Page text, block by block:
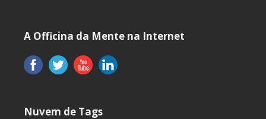
A Officina da Mente na Internet
Nuvem de Tags